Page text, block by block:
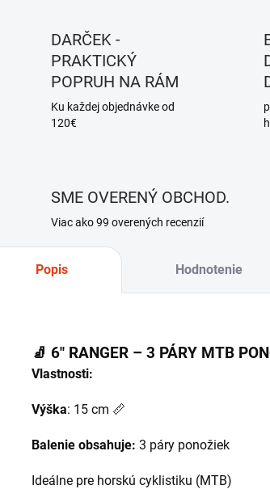
DARČEK -
PRAKTICKÝ
POPRUH NA RÁM
Ku každej objednávke od
120€
SME OVERENÝ OBCHOD.
Viac ako 99 overených recenzií
Popis Hodnotenie
🧦 6" RANGER – 3 PÁRY MTB
Vlastnosti:
Výška: 15 cm 📏
Balenie obsahuje: 3 páry ponožiek
Ideálne pre horskú cyklistiku (MTB)